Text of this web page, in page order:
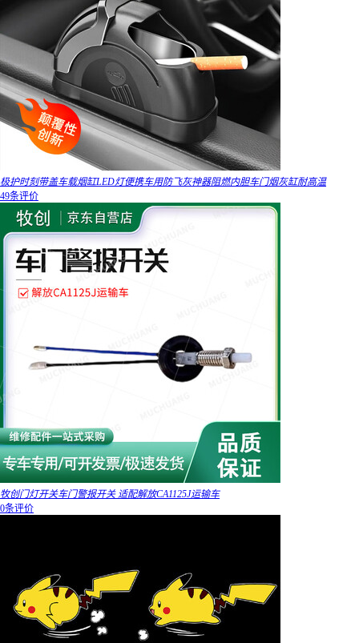
极护时刻带盖车载烟缸LED灯便携车用防飞灰神器阻燃内胆车门烟灰缸耐高温
49条评价
牧创门灯开关车门警报开关 适配解放CA1125J运输车
0条评价